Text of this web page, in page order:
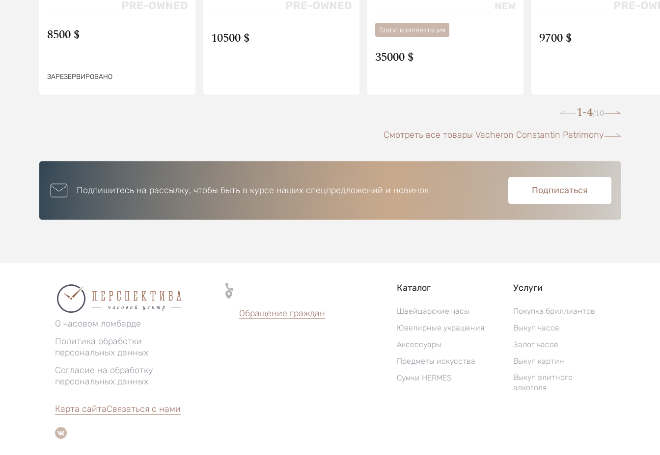
8500 $
ЗАРЕЗЕРВИРОВАНО
10500 $ Grand комплектация
35000 $
9700 $
1-4/10
Смотреть все товары Vacheron Constantin Patrimony
Подпишитесь на рассылку, чтобы быть в курсе наших спецпредложений и новинок Подписаться
О часовом ломбарде
Политика обработки
персональных данных
Согласие на обработку
персональных данных
Обращение граждан
Каталог
Швейцарские часы
Ювелирные украшения
Аксессуары
Предметы искусства
Сумки HERMES
Услуги
Покупка бриллиантов
Выкуп часов
Залог часов
Выкуп картин
Выкуп элитного
алкоголя
Карта сайтаСвязаться с нами